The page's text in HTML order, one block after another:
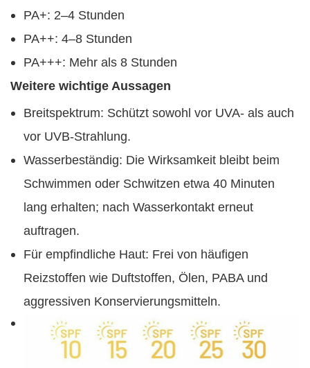
PA+: 2–4 Stunden
PA++: 4–8 Stunden
PA+++: Mehr als 8 Stunden
Weitere wichtige Aussagen
Breitspektrum: Schützt sowohl vor UVA- als auch
vor UVB-Strahlung.
Wasserbeständig: Die Wirksamkeit bleibt beim
Schwimmen oder Schwitzen etwa 40 Minuten
lang erhalten; nach Wasserkontakt erneut
auftragen.
Für empfindliche Haut: Frei von häufigen
Reizstoffen wie Duftstoffen, Ölen, PABA und
aggressiven Konservierungsmitteln.